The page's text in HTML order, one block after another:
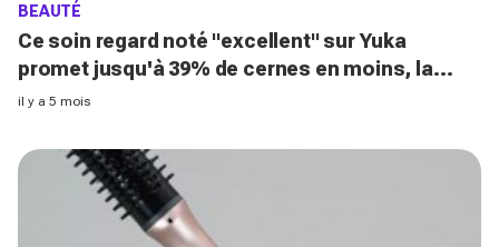
BEAUTÉ
Ce soin regard noté "excellent" sur Yuka
promet jusqu'à 39% de cernes en moins, la
formule est magique
il y a 5 mois